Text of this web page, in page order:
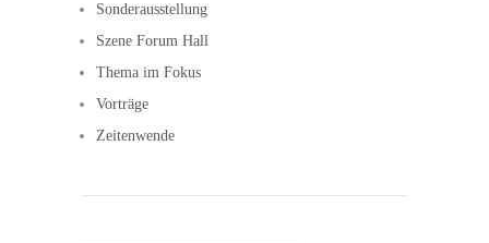
Sonderausstellung
Szene Forum Hall
Thema im Fokus
Vorträge
Zeitenwende